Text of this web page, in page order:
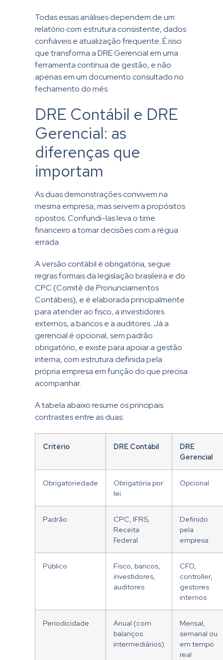
Todas essas análises dependem de um
relatório com estrutura consistente, dados
confiáveis e atualização frequente. É isso
que transforma a DRE Gerencial em uma
ferramenta contínua de gestão, e não
apenas em um documento consultado no
fechamento do mês.
DRE Contábil e DRE
Gerencial: as
diferenças que
importam
As duas demonstrações convivem na
mesma empresa, mas servem a propósitos
opostos. Confundi-las leva o time
financeiro a tomar decisões com a régua
errada.
A versão contábil é obrigatória, segue
regras formais da legislação brasileira e do
CPC (Comitê de Pronunciamentos
Contábeis), e é elaborada principalmente
para atender ao fisco, a investidores
externos, a bancos e a auditores. Já a
gerencial é opcional, sem padrão
obrigatório, e existe para apoiar a gestão
interna, com estrutura definida pela
própria empresa em função do que precisa
acompanhar.
A tabela abaixo resume os principais
contrastes entre as duas:
Critério DRE Contábil
DRE
Gerencial
Obrigatoriedade
Obrigatória por
lei
Opcional
Padrão
CPC, IFRS,
Receita
Federal
Definido
pela
empresa
Público
Fisco, bancos,
investidores,
auditores
CFO,
controller,
gestores
internos
Periodicidade
Anual (com
balanços
intermediários)
Mensal,
semanal ou
em tempo
real